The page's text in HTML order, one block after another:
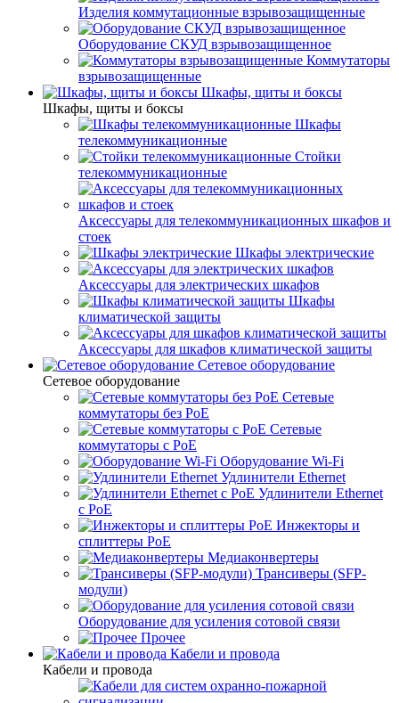
Изделия коммутационные взрывозащищенные
Оборудование СКУД взрывозащищенное
Коммутаторы
взрывозащищенные
Шкафы, щиты и боксы
Шкафы, щиты и боксы
Шкафы
телекоммуникационные
Стойки
телекоммуникационные
Аксессуары для телекоммуникационных шкафов и
стоек
Шкафы электрические
Аксессуары для электрических шкафов
Шкафы
климатической защиты
Аксессуары для шкафов климатической защиты
Сетевое оборудование
Сетевое оборудование
Сетевые
коммутаторы без PoE
Сетевые
коммутаторы с PoE
Оборудование Wi-Fi
Удлинители Ethernet
Удлинители Ethernet
с PoE
Инжекторы и
сплиттеры PoE
Медиаконвертеры
Трансиверы (SFP-
модули)
Оборудование для усиления сотовой связи
Прочее
Кабели и провода
Кабели и провода